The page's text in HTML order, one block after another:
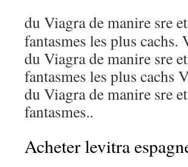
du Viagra de manire sre et
fantasmes les plus
du Viagra de manire sre
fantasmes les plus cachs
du Viagra de manire sre
fantasmes..
Acheter levitra